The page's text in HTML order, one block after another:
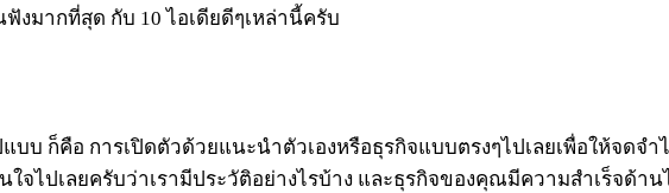
มากที่สุด กับ 10 ไอเดียดีๆเหล่านี้ครับ
บ ก็คือ การเปิดตัวด้วยแนะนำตัวเองหรือธุรกิจแบบตรงๆไปเลยเพื่อให้จดจำ
จไปเลยครับว่าเรามีประวัติอย่างไรบ้าง และธุรกิจของคุณมีความสำเร็จด้า